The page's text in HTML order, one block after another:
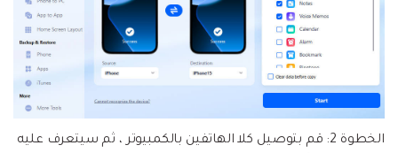
الخطوة 2:
قم بتوصيل كلا الهاتفين بالكمبيوتر ، ثم سيتعرف عليه